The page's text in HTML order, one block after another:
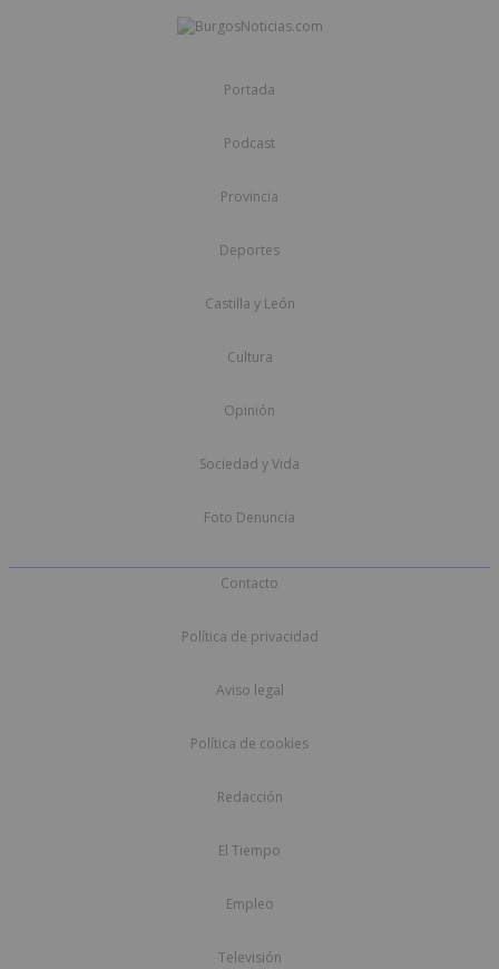
Portada
Podcast
Provincia
Deportes
Castilla y León
Cultura
Opinión
Sociedad y Vida
Foto Denuncia
Contacto
Política de privacidad
Aviso legal
Política de cookies
Redacción
El Tiempo
Empleo
Televisión